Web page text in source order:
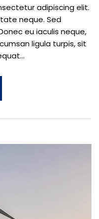
adipiscing elit.
neque. Sed
eu iaculis neque,
ligula turpis, sit